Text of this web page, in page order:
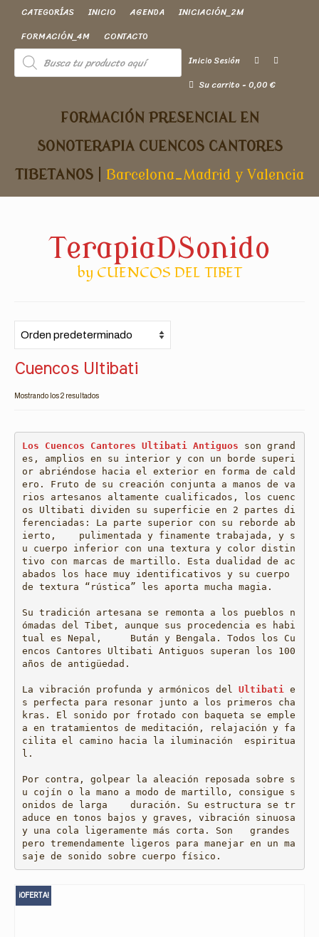
CATEGORÍAS INICIO AGENDA
INICIACIÓN_2M
FORMACIÓN_4M
CONTACTO
Inicio Sesión
Su carrito -0,00€
FORMACIÓN PRESENCIAL EN
SONOTERAPIACUENCOS CANTORES
TIBETANOS
Barcelona_Madrid y Valencia
TerapiaDSonido
by CUENCOS DEL TIBET
Cuencos Ultibati
Mostrando los 2 resultados
Los Cuencos Cantores Ultibati Antiguos son grand
es, amplios en su interior y con un borde superi
or abriéndose hacia el exterior en forma de cald
ero. Fruto de su creación conjunta a manos de va
rios artesanos altamente cualificados, los cuenc
os Ultibati dividen su superficie en 2 partes di
ferenciadas: La parte superior con su reborde ab
ierto,    pulimentada y finamente trabajada, y s
u cuerpo inferior con una textura y color distin
tivo con marcas de martillo. Esta dualidad de ac
abados los hace muy identificativos y su cuerpo
de textura “rústica” les aporta mucha magia.
Su tradición artesana se remonta a los pueblos n
ómadas del Tibet, aunque sus procedencia es habi
tual es Nepal,     Bután y Bengala. Todos los Cu
encos Cantores Ultibati Antiguos superan los 100
años de antigüedad.
La vibración profunda y armónicos del Ultibati
e
s perfecta para resonar junto a los primeros cha
kras. El sonido por frotado con baqueta se emple
a en tratamientos de meditación, relajación y fa
cilita el camino hacia la iluminación  espiritua
l.
Por contra, golpear la aleación reposada sobre s
u cojín o la mano a modo de martillo, consigue s
onidos de larga    duración. Su estructura se tr
aduce en tonos bajos y graves, vibración sinuosa
y una cola ligeramente más corta. Son   grandes
pero tremendamente ligeros para manejar en un ma
saje de sonido sobre cuerpo físico.
¡OFERTA!